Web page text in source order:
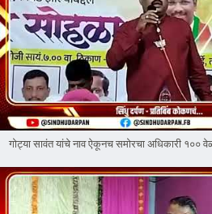
गोट्या सावंत यांचे नाव ऐकूनच समोरचा अधिकारी १००